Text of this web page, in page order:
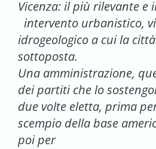
Vicenza: il più rilevante e
intervento urbanistico,
idrogeologico a cui la
sottoposta.
Una amministrazione,
dei partiti che lo
due volte eletta, prima
scempio della base
poi per